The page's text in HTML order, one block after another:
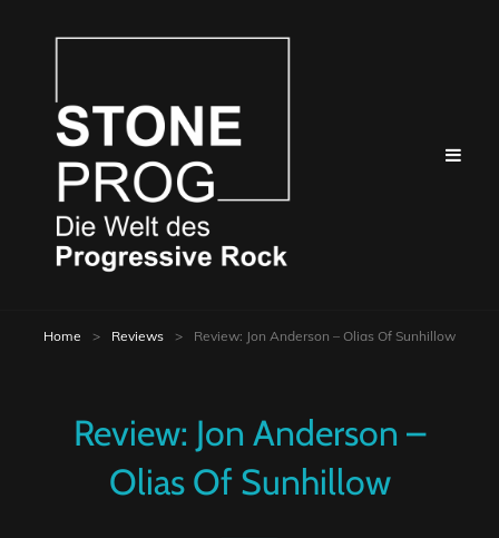
Home > Reviews > Review: Jon Anderson – Olias Of Sunhillow
Review: Jon Anderson –
Olias Of Sunhillow